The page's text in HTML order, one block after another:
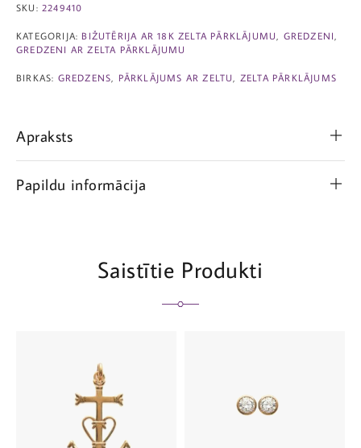
SKU: 2249410
KATEGORIJA: BIŽUTĒRIJA AR 18K ZELTA PĀRKLĀJUMU GREDZENI
GREDZENI AR ZELTA PĀRKLĀJUMU
BIRKAS: GREDZENS PĀRKLĀJUMS AR ZELTU ZELTA PĀRKLĀJUMS
Apraksts
Papildu informācija
Saistītie Produkti